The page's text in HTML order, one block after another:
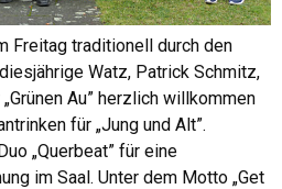
Freitag traditionell durch den
Watz, Patrick Schmitz,
Au” herzlich willkommen
für „Jung und Alt”.
„Querbeat” für eine
im Saal. Unter dem Motto „Get